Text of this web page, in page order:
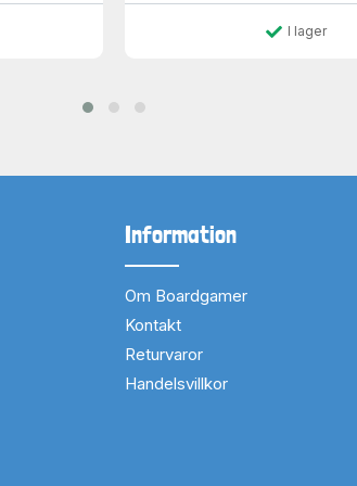
I lager
Information
Om Boardgamer
Kontakt
Returvaror
Handelsvillkor